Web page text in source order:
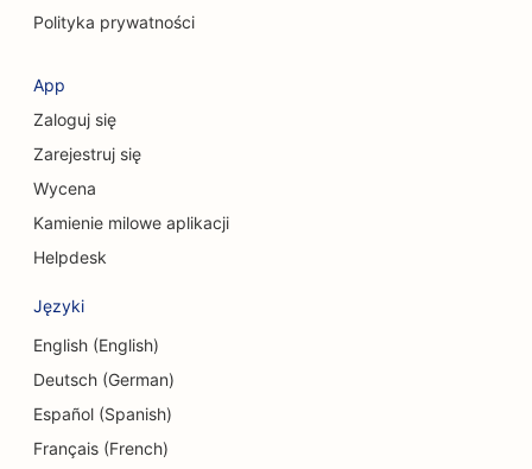
SEO dla chirurgów czaszkowo-twarzowych
SEO dla firm konsultingowych
SEO dla delikatesów
SEO dla usług doradztwa w zakresie zadłużenia
SEO dla usług wymiany walut
SEO dla studiów tańca
SEO dla usług dermabrazji
SEO dla ośrodków opieki dziennej
Polityka prywatności
App
Zaloguj się
Zarejestruj się
Wycena
Kamienie milowe aplikacji
Helpdesk
Języki
English (English)
Deutsch (German)
Español (Spanish)
Français (French)